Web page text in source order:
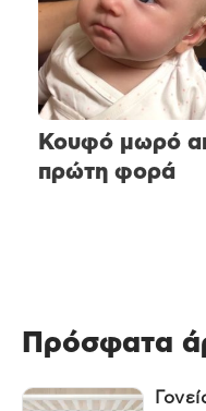
Κουφό μωρό
πρώτη φορά
Πρόσφατα